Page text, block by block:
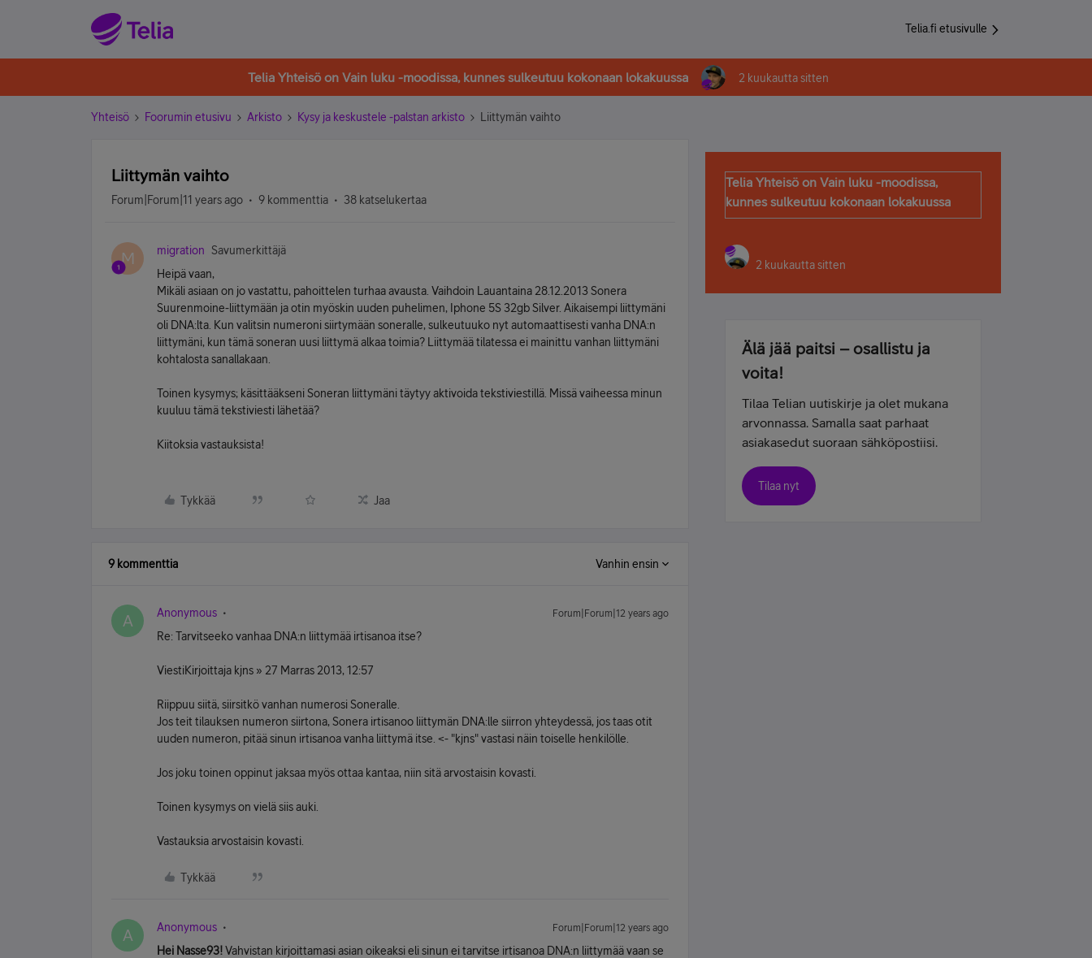
Telia.fi etusivulle
Telia Yhteisö on Vain luku -moodissa, kunnes sulkeutuu kokonaan lokakuussa 2 kuukautta sitten
Yhteisö Foorumin etusivu Arkisto Kysy ja keskustele -palstan arkisto Liittymän vaihto
Liittymän vaihto
Forum|Forum|11 years ago 9 kommenttia 38 katselukertaa
M migration
Savumerkittäjä
Heipä vaan,
Mikäli asiaan on jo vastattu, pahoittelen turhaa avausta. Vaihdoin Lauantaina 28.12.2013 Sonera
Suurenmoine-liittymään ja otin myöskin uuden puhelimen, Iphone 5S 32gb Silver. Aikaisempi liittymäni
oli DNA:lta. Kun valitsin numeroni siirtymään soneralle, sulkeutuuko nyt automaattisesti vanha DNA:n
liittymäni, kun tämä soneran uusi liittymä alkaa toimia? Liittymää tilatessa ei mainittu vanhan liittymäni
kohtalosta sanallakaan.
Toinen kysymys; käsittääkseni Soneran liittymäni täytyy aktivoida tekstiviestillä. Missä vaiheessa minun
kuuluu tämä tekstiviesti lähetää?
Kiitoksia vastauksista!
Tykkää Jaa
9 kommenttia Vanhin ensin
A Anonymous Forum|Forum|12 years ago
Re: Tarvitseeko vanhaa DNA:n liittymää irtisanoa itse?
ViestiKirjoittaja kjns » 27 Marras 2013, 12:57
Riippuu siitä, siirsitkö vanhan numerosi Soneralle.
Jos teit tilauksen numeron siirtona, Sonera irtisanoo liittymän DNA:lle siirron yhteydessä, jos taas otit
uuden numeron, pitää sinun irtisanoa vanha liittymä itse. <- "kjns" vastasi näin toiselle henkilölle.
Jos joku toinen oppinut jaksaa myös ottaa kantaa, niin sitä arvostaisin kovasti.
Toinen kysymys on vielä siis auki.
Vastauksia arvostaisin kovasti.
Tykkää
A Anonymous Forum|Forum|12 years ago
Hei Nasse93!Vahvistan kirjoittamasi asian oikeaksi eli sinun ei tarvitse irtisanoa DNA:n liittymää vaan se
Telia Yhteisö on Vain luku -moodissa,
kunnes sulkeutuu kokonaan lokakuussa
2 kuukautta sitten
Älä jää paitsi – osallistu ja
voita!
Tilaa Telian uutiskirje ja olet mukana
arvonnassa. Samalla saat parhaat
asiakasedut suoraan sähköpostiisi.
Tilaa nyt